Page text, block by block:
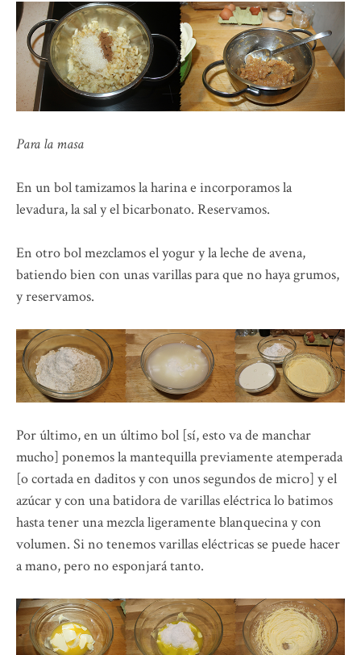
Para la masa
En un bol tamizamos la harina e incorporamos la
levadura, la sal y el bicarbonato. Reservamos.
En otro bol mezclamos el yogur y la leche de avena,
batiendo bien con unas varillas para que no haya grumos,
y reservamos.
Por último, en un último bol [sí, esto va de manchar
mucho] ponemos la mantequilla previamente atemperada
[o cortada en daditos y con unos segundos de micro] y el
azúcar y con una batidora de varillas eléctrica lo batimos
hasta tener una mezcla ligeramente blanquecina y con
volumen. Si no tenemos varillas eléctricas se puede hacer
a mano, pero no esponjará tanto.